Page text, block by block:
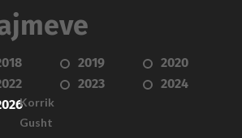
2019
2020
2023
2024
Korrik
Gusht